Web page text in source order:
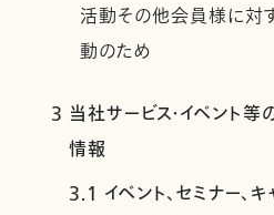
活動その他会員様に対
動のため
3 当社サービス・イベント
情報
3.1 イベント、セミナー、